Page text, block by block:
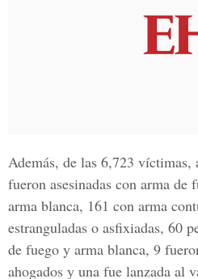
Además, de las 6,723
fueron asesinadas con arma de
arma blanca, 161 con arma
estranguladas o asfixiadas, 60
de fuego y arma blanca, 9
ahogados y una fue lanzada al